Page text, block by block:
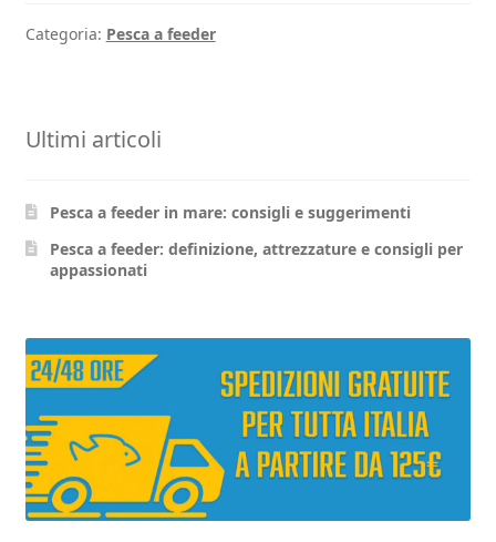
Categoria: Pesca a feeder
Ultimi articoli
Pesca a feeder in mare: consigli e suggerimenti
Pesca a feeder: definizione, attrezzature e consigli per
appassionati